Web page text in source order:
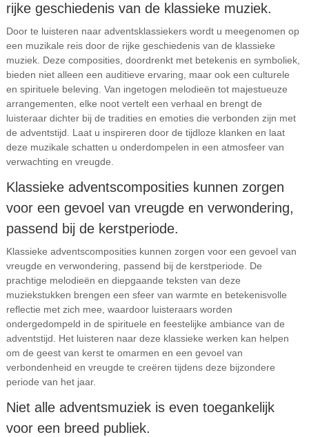
rijke geschiedenis van de klassieke muziek.
Door te luisteren naar adventsklassiekers wordt u meegenomen op
een muzikale reis door de rijke geschiedenis van de klassieke
muziek. Deze composities, doordrenkt met betekenis en symboliek,
bieden niet alleen een auditieve ervaring, maar ook een culturele
en spirituele beleving. Van ingetogen melodieën tot majestueuze
arrangementen, elke noot vertelt een verhaal en brengt de
luisteraar dichter bij de tradities en emoties die verbonden zijn met
de adventstijd. Laat u inspireren door de tijdloze klanken en laat
deze muzikale schatten u onderdompelen in een atmosfeer van
verwachting en vreugde.
Klassieke adventscomposities kunnen zorgen
voor een gevoel van vreugde en verwondering,
passend bij de kerstperiode.
Klassieke adventscomposities kunnen zorgen voor een gevoel van
vreugde en verwondering, passend bij de kerstperiode. De
prachtige melodieën en diepgaande teksten van deze
muziekstukken brengen een sfeer van warmte en betekenisvolle
reflectie met zich mee, waardoor luisteraars worden
ondergedompeld in de spirituele en feestelijke ambiance van de
adventstijd. Het luisteren naar deze klassieke werken kan helpen
om de geest van kerst te omarmen en een gevoel van
verbondenheid en vreugde te creëren tijdens deze bijzondere
periode van het jaar.
Niet alle adventsmuziek is even toegankelijk
voor een breed publiek.